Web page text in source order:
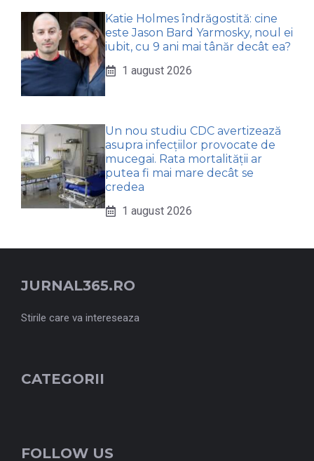
Katie Holmes îndrăgostită: cine
este Jason Bard Yarmosky, noul ei
iubit, cu 9 ani mai tânăr decât ea?
1 august 2026
Un nou studiu CDC avertizează
asupra infecțiilor provocate de
mucegai. Rata mortalității ar
putea fi mai mare decât se
credea
1 august 2026
JURNAL365.RO
Stirile care va intereseaza
CATEGORII
FOLLOW US